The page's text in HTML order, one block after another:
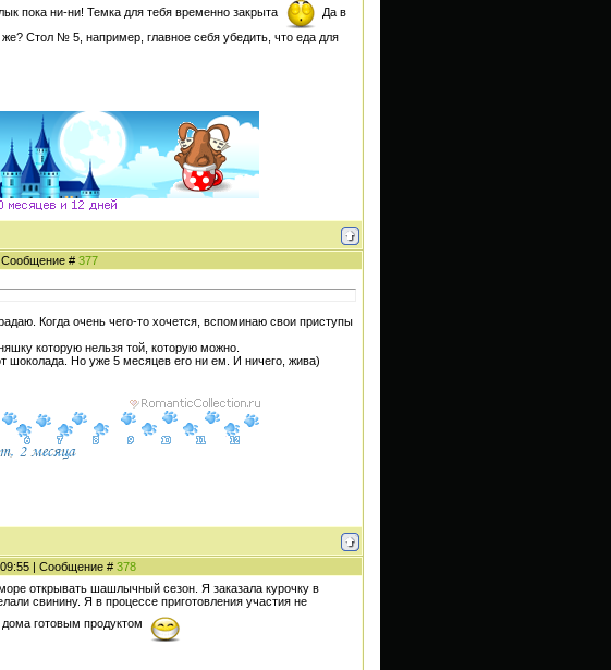
пока ни-ни! Темка для тебя временно закрыта
Да в
Стол № 5, например, главное себя убедить, что еда для
Сообщение # 377
Когда очень чего-то хочется, вспоминаю свои приступы
которую нельзя той, которую можно.
шоколада. Но уже 5 месяцев его ни ем. И ничего, жива)
| Сообщение # 378
открывать шашлычный сезон. Я заказала курочку в
свинину. Я в процессе приготовления участия не
готовым продуктом